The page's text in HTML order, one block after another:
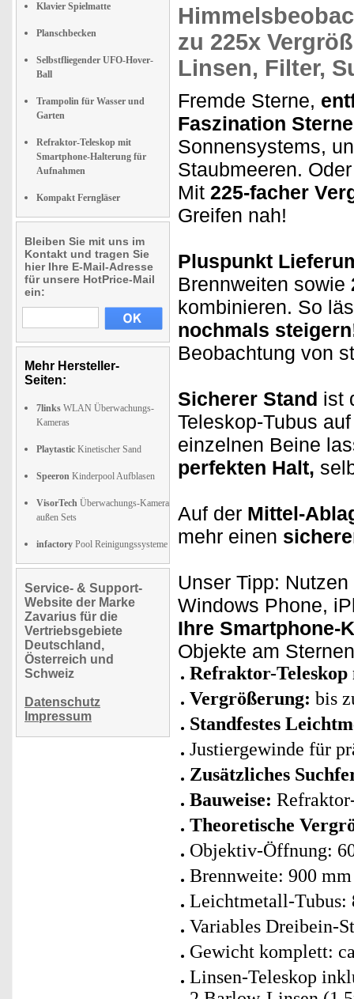
Klavier Spielmatte
Planschbecken
Selbstfliegender UFO-Hover-
Ball
Trampolin für Wasser und
Garten
Refraktor-Teleskop mit
Smartphone-Halterung für
Aufnahmen
Kompakt Ferngläser
Bleiben Sie mit uns im
Kontakt und tragen Sie
hier Ihre E-Mail-Adresse
für unsere HotPrice-Mail
ein:
Mehr Hersteller-
Seiten:
7links WLAN Überwachungs-
Kameras
Playtastic Kinetischer Sand
Speeron Kinderpool Aufblasen
VisorTech Überwachungs-Kamera
außen Sets
infactory Pool Reinigungssysteme
Service- & Support-
Website der Marke
Zavarius für die
Vertriebsgebiete
Deutschland,
Österreich und
Schweiz
Datenschutz
Impressum
zu 225x
Linsen, Filter,
Fremde Sterne,
Faszination
Sonnensystems,
Staubmeeren.
Mit 225-facher
Greifen nah!
Pluspunkt
Brennweiten sowie
kombinieren. So
nochmals
Beobachtung von
Sicherer Stand ist
Teleskop-Tubus
einzelnen Beine
perfekten Halt,
Auf der Mittel-
mehr einen
Unser Tipp:
Windows Phone,
Ihre Smartphone-
Objekte am
Refraktor-
Vergrößerung: bis
Standfestes
Justiergewinde für
Zusätzliches
Bauweise:
Theoretische
Objektiv-Öffnung:
Brennweite: 900 mm
Leichtmetall-Tubus:
Variables Dreibein-
Gewicht komplett:
Linsen-Teleskop